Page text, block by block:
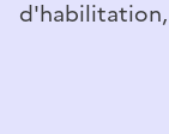
d'habilitation,